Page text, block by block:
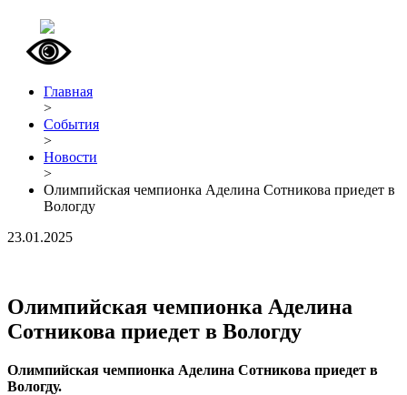
Главная
>
События
>
Новости
>
Олимпийская чемпионка Аделина Сотникова приедет в
Вологду
23.01.2025
Олимпийская чемпионка Аделина
Сотникова приедет в Вологду
Олимпийская чемпионка Аделина Сотникова приедет в
Вологду.